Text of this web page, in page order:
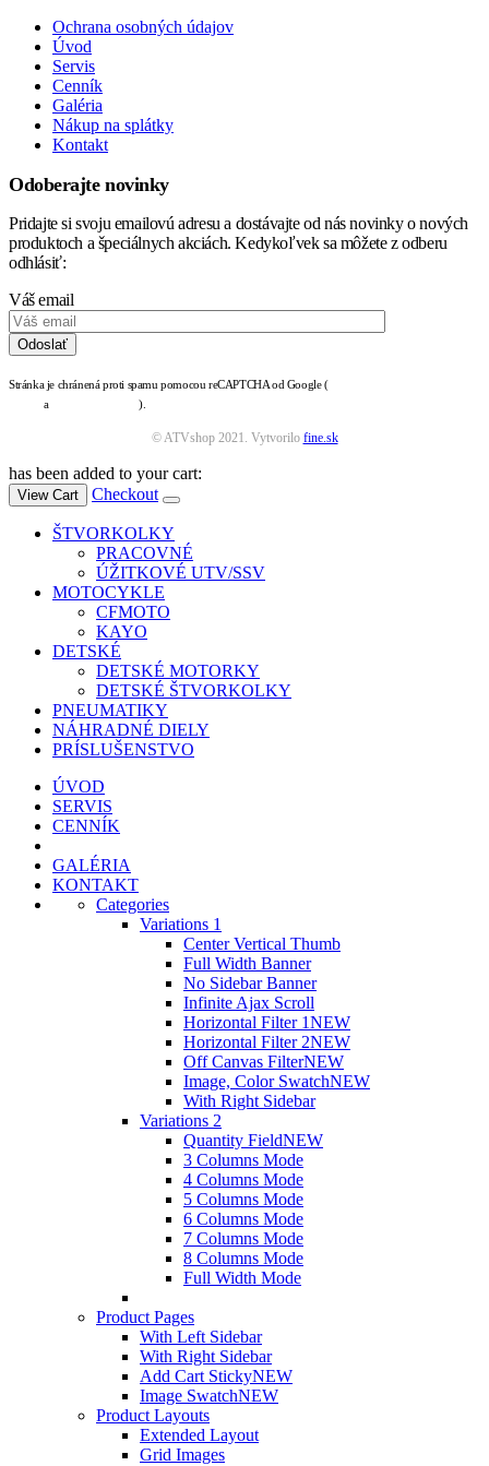
Ochrana osobných údajov
Úvod
Servis
Cenník
Galéria
Nákup na splátky
Kontakt
Odoberajte novinky
Pridajte si svoju emailovú adresu a dostávajte od nás novinky o nových
produktoch a špeciálnych akciách. Kedykoľvek sa môžete z odberu
odhlásiť:
Váš email
Stránka je chránená proti spamu pomocou reCAPTCHA od Google (zásady ochrany osobných
a podmienky služby).
© ATVshop 2021. Vytvorilo fine.sk
has been added to your cart:
View Cart Checkout
ŠTVORKOLKY
PRACOVNÉ
ÚŽITKOVÉ UTV/SSV
MOTOCYKLE
CFMOTO
KAYO
DETSKÉ
DETSKÉ MOTORKY
DETSKÉ ŠTVORKOLKY
PNEUMATIKY
NÁHRADNÉ DIELY
PRÍSLUŠENSTVO
ÚVOD
SERVIS
CENNÍK
GALÉRIA
KONTAKT
Categories
Variations 1
Center Vertical Thumb
Full Width Banner
No Sidebar Banner
Infinite Ajax Scroll
Horizontal Filter 1NEW
Horizontal Filter 2NEW
Off Canvas FilterNEW
Image, Color SwatchNEW
With Right Sidebar
Variations 2
Quantity FieldNEW
3 Columns Mode
4 Columns Mode
5 Columns Mode
6 Columns Mode
7 Columns Mode
8 Columns Mode
Full Width Mode
Product Pages
With Left Sidebar
With Right Sidebar
Add Cart StickyNEW
Image SwatchNEW
Product Layouts
Extended Layout
Grid Images